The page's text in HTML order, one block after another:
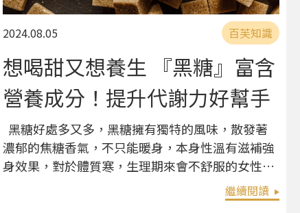
2024.08.05 百芙知識
想喝甜又想養生 『黑糖』富含
營養成分！提升代謝力好幫手
黑糖好處多又多，黑糖擁有獨特的風味，散發著
濃郁的焦糖香氣，不只能暖身，本身性溫有滋補強
身效果，對於體質寒，生理期來會不舒服的女性來
說，更是最佳好戰友。 黑糖與白糖差別在哪？ 相
較於白糖或人工甜味劑，黑糖是一種天然且保留有
繼續閱讀